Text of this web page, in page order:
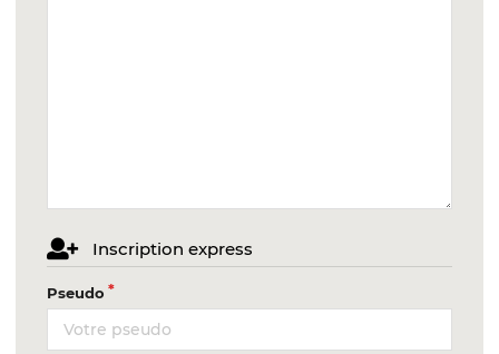
Inscription express
Pseudo